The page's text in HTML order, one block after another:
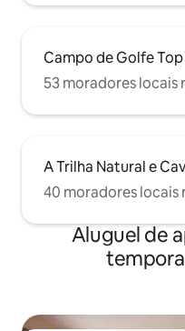
Campo de Golfe
53 moradores locais
A Trilha Natural e
40 moradores locais
Aluguel de